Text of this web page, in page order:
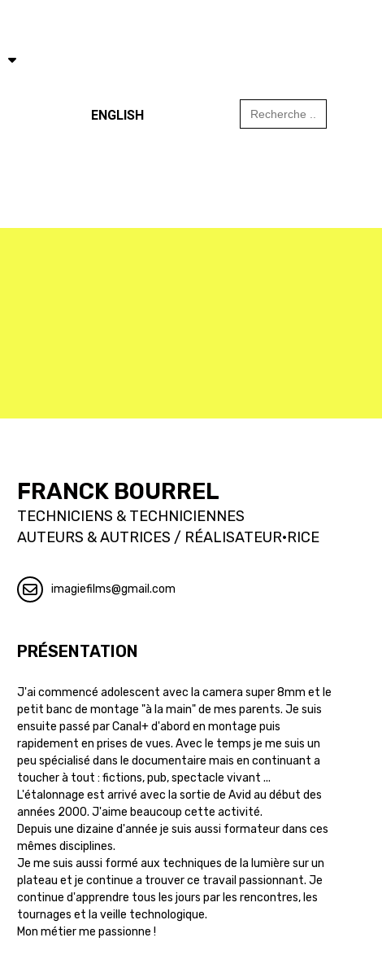
ENGLISH
Search
for:
FRANCK BOURREL
TECHNICIENS & TECHNICIENNES
AUTEURS & AUTRICES / RÉALISATEUR·RICE
imagiefilms gmail.com
PRÉSENTATION
J'ai commencé adolescent avec la camera super 8mm et le
petit banc de montage "à la main" de mes parents. Je suis
ensuite passé par Canal+ d'abord en montage puis
rapidement en prises de vues. Avec le temps je me suis un
peu spécialisé dans le documentaire mais en continuant a
toucher à tout : fictions, pub, spectacle vivant ...
L'étalonnage est arrivé avec la sortie de Avid au début des
années 2000. J'aime beaucoup cette activité.
Depuis une dizaine d'année je suis aussi formateur dans ces
mêmes disciplines.
Je me suis aussi formé aux techniques de la lumière sur un
plateau et je continue a trouver ce travail passionnant. Je
continue d'apprendre tous les jours par les rencontres, les
tournages et la veille technologique.
Mon métier me passionne !